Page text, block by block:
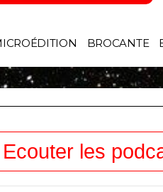
BROCANTE
Ecouter les